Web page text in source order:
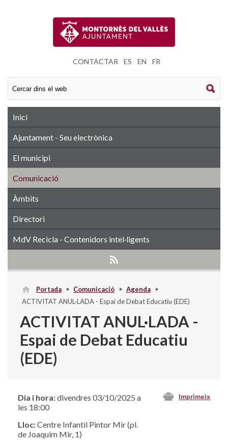
CONTACTAR ES EN FR
Inici
Ajuntament - Seu electrònica
El municipi
Comunicació
Àmbits
Directori
MdV Recicla - Contenidors intel·ligents
Portada Comunicació
Agenda
ACTIVITAT ANUL·LADA - Espai de Debat Educatiu (EDE)
ACTIVITAT ANUL·LADA -
Espai de Debat Educatiu
(EDE)
Imprimeix
Dia i hora:divendres 03/10/2025 a
les 18:00
Lloc:Centre Infantil Pintor Mir (pl.
de Joaquim Mir, 1)